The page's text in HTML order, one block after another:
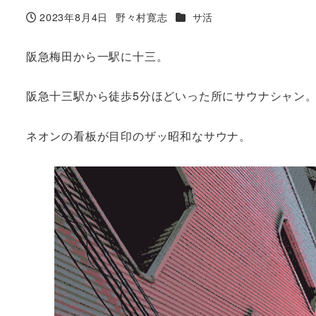
投稿日
2023年8月4日
著
野々村寛志 カテゴリー
サ活
阪急梅田から一駅に十三。
阪急十三駅から徒歩5分ほどいった所にサウナシャン
ネオンの看板が目印のザッ昭和なサウナ。